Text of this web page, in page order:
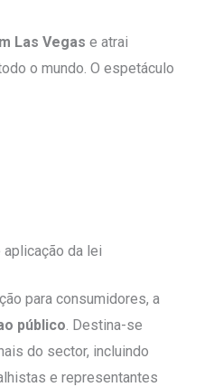
Las Vegas e atrai
o mundo. O espetáculo
da lei
para consumidores, a
público. Destina-se
do sector, incluindo
e representantes